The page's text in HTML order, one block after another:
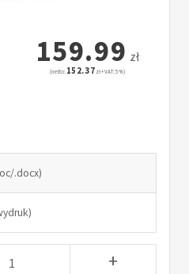
159.99 zł
(netto: 152.37 zł + VAT: 5%)
.docx)
+